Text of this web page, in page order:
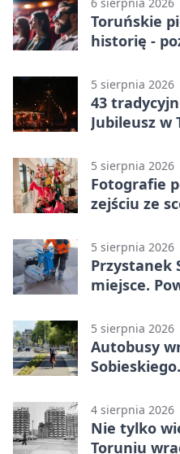
Toruńskie
historię -
5 sierpnia 2026
43
Jubileusz
5 sierpnia 2026
Fotografie
zejściu ze
5 sierpnia 2026
Przystanek
miejsce.
5 sierpnia 2026
Autobusy
4 sierpnia 2026
Nie tylko
Toruniu